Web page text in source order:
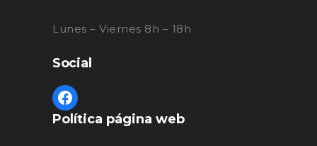
Lunes – Viernes 8h – 18h
Social
Política página web